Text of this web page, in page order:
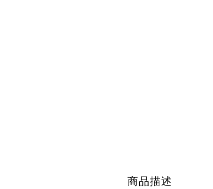
商品描述